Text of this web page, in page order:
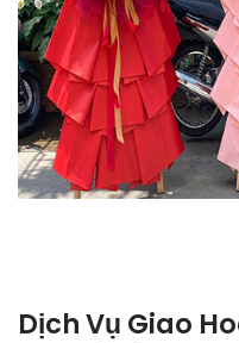
Dịch Vụ Giao